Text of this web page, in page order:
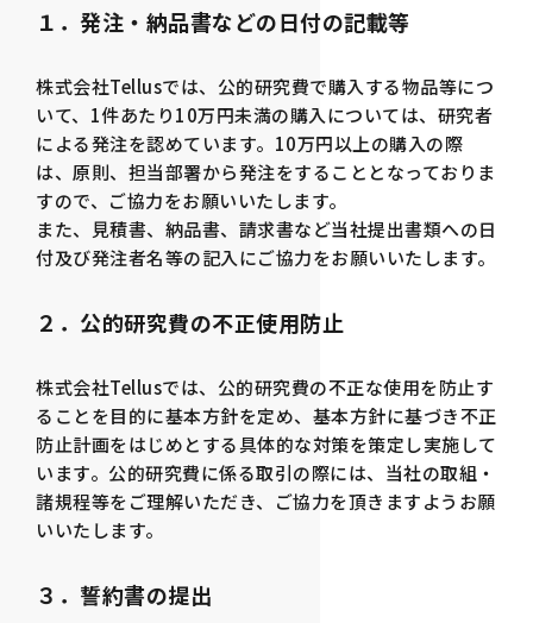
１．発注・納品書などの日付の記載等
株式会社Tellusでは、公的研究費で購入する物品等につ
いて、1件あたり10万円未満の購入については、研究者
による発注を認めています。10万円以上の購入の際
は、原則、担当部署から発注をすることとなっておりま
すので、ご協力をお願いいたします。
また、見積書、納品書、請求書など当社提出書類への日
付及び発注者名等の記入にご協力をお願いいたします。
２．公的研究費の不正使用防止
株式会社Tellusでは、公的研究費の不正な使用を防止す
ることを目的に基本方針を定め、基本方針に基づき不正
防止計画をはじめとする具体的な対策を策定し実施して
います。公的研究費に係る取引の際には、当社の取組・
諸規程等をご理解いただき、ご協力を頂きますようお願
いいたします。
３．誓約書の提出